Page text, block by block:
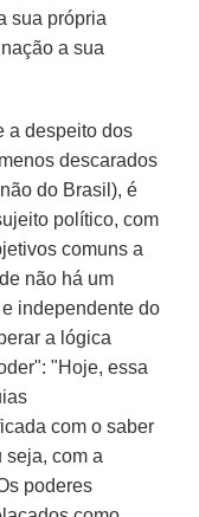
sua própria
a sua
a despeito dos
descarados
do Brasil), é
político, com
comuns a
não há um
independente do
a lógica
"Hoje, essa
com o saber
seja, com a
poderes